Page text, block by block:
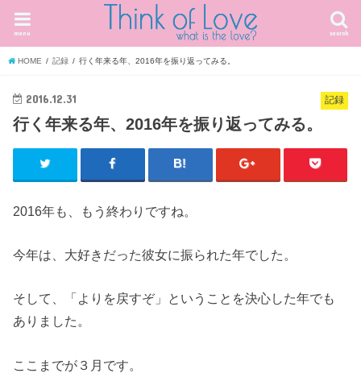
search
menu
HOME 記録 行く年来る年、2016年を振り返ってみる。
記録
2016.12.31
行く年来る年、2016年を振り返ってみる。
2016年も、もう終わりですね。
今年は、大好きだった彼女に振られた年でした。
そして、「よりを戻すぞ」ということを決心した年でも
ありました。
ここまでが３月です。